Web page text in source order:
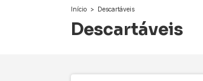
Início > Descartáveis
Descartáveis